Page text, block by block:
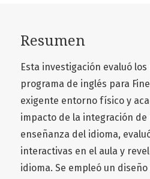
Resumen
Esta investigación evaluó
programa de inglés para
exigente entorno físico y
impacto de la integración
enseñanza del idioma,
interactivas en el aula y
idioma. Se empleó un